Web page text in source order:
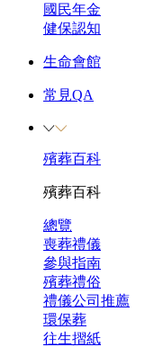
國民年金
健保認知
生命會館
常見QA
殯葬百科
殯葬百科
總覽
喪葬禮儀
參與指南
殯葬禮俗
禮儀公司推薦
環保葬
往生摺紙